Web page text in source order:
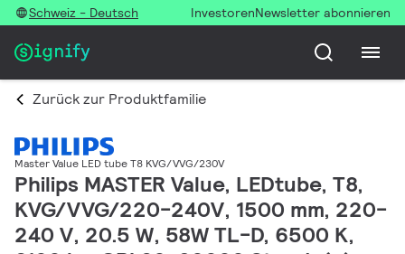
Schweiz - Deutsch InvestorenNewsletter abonnieren
Zurück zur Produktfamilie
Master Value LED tube T8 KVG/VVG/230V
Philips MASTER Value, LEDtube, T8,
KVG/VVG/220-240V, 1500 mm, 220-
240 V, 20.5 W, 58W TL-D, 6500 K,